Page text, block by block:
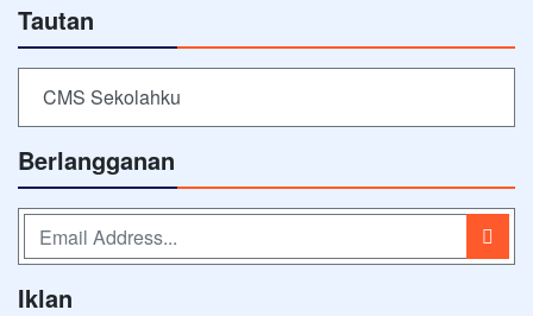
Tautan
CMS Sekolahku
Berlangganan
Iklan